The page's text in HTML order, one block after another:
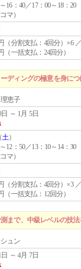
16：40／17：00～18：20
マ）
（分割支払：4回分）×6
（一括支払：24回分）
ディングの極意を身につ
恵子
日 ～ 1月 5日
土）
12：50／13：10～14：30
マ）
（分割支払：4回分）×3
（一括支払：12回分）
まで、中級レベルの技法
ュン
日 ～ 4月 7日